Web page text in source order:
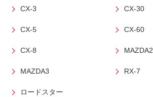
3
秒
今
ぐ
電
で
気
に
CX-3 CX-30
CX-5 CX-60
CX-8 MAZDA2
MAZDA3 RX-7
ロードスター